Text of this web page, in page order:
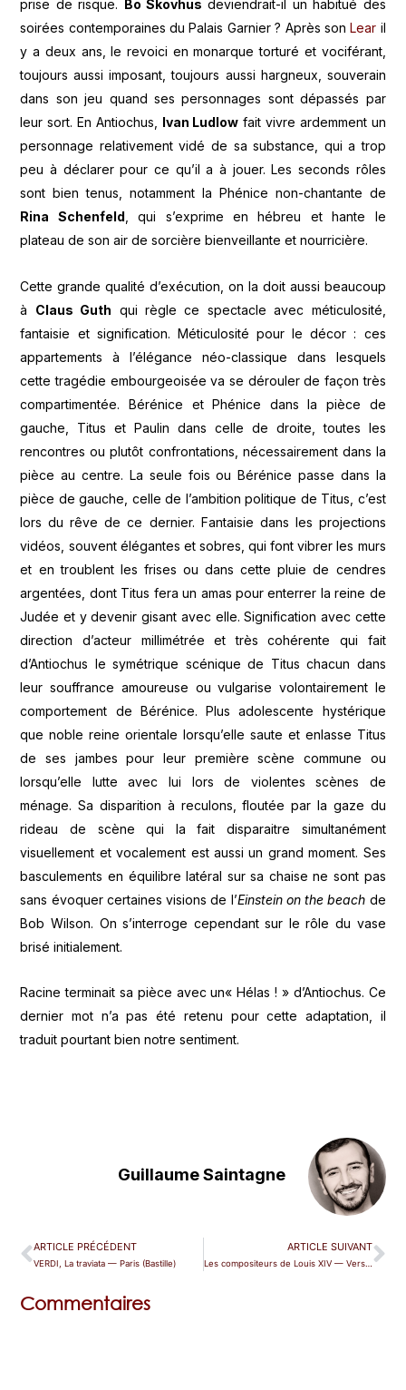
prise de risque. Bo Skovhus deviendrait-il un habitué des
soirées contemporaines du Palais Garnier ? Après sonLear il
y a deux ans, le revoici en monarque torturé et vociférant,
toujours aussi imposant, toujours aussi hargneux, souverain
dans son jeu quand ses personnages sont dépassés par
leur sort. En Antiochus, Ivan Ludlow fait vivre ardemment un
personnage relativement vidé de sa substance, qui a trop
peu à déclarer pour ce qu’il a à jouer. Les seconds rôles
sont bien tenus, notamment la Phénice non-chantante de
Rina Schenfeld , qui s’exprime en hébreu et hante le
plateau de son air de sorcière bienveillante et nourricière.
Cette grande qualité d’exécution, on la doit aussi beaucoup
à Claus Guth qui règle ce spectacle avec méticulosité,
fantaisie et signification. Méticulosité pour le décor : ces
appartements à l’élégance néo-classique dans lesquels
cette tragédie embourgeoisée va se dérouler de façon très
compartimentée. Bérénice et Phénice dans la pièce de
gauche, Titus et Paulin dans celle de droite, toutes les
rencontres ou plutôt confrontations, nécessairement dans la
pièce au centre. La seule fois ou Bérénice passe dans la
pièce de gauche, celle de l’ambition politique de Titus, c’est
lors du rêve de ce dernier. Fantaisie dans les projections
vidéos, souvent élégantes et sobres, qui font vibrer les murs
et en troublent les frises ou dans cette pluie de cendres
argentées, dont Titus fera un amas pour enterrer la reine de
Judée et y devenir gisant avec elle. Signification avec cette
direction d’acteur millimétrée et très cohérente qui fait
d’Antiochus le symétrique scénique de Titus chacun dans
leur souffrance amoureuse ou vulgarise volontairement le
comportement de Bérénice. Plus adolescente hystérique
que noble reine orientale lorsqu’elle saute et enlasse Titus
de ses jambes pour leur première scène commune ou
lorsqu’elle lutte avec lui lors de violentes scènes de
ménage. Sa disparition à reculons, floutée par la gaze du
rideau de scène qui la fait disparaitre simultanément
visuellement et vocalement est aussi un grand moment. Ses
basculements en équilibre latéral sur sa chaise ne sont pas
sans évoquer certaines visions de l’Einstein on the beach de
Bob Wilson. On s’interroge cependant sur le rôle du vase
brisé initialement.
Racine terminait sa pièce avec un« Hélas ! » d’Antiochus. Ce
dernier mot n’a pas été retenu pour cette adaptation, il
traduit pourtant bien notre sentiment.
Guillaume Saintagne
ARTICLE PRÉCÉDENT
VERDI, La traviata — Paris (Bastille)
ARTICLE SUIVANT
Les compositeurs de Louis XIV — Versailles
Commentaires